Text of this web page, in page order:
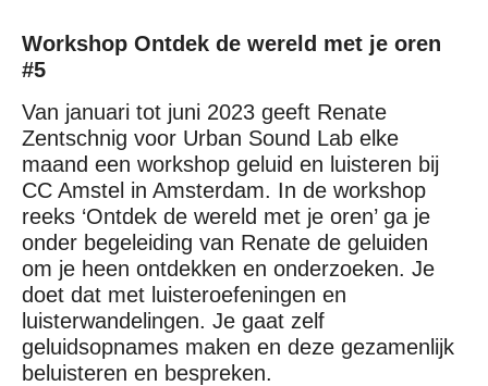
Workshop Ontdek de wereld met je oren
#5
Van januari tot juni 2023 geeft Renate
Zentschnig voor Urban Sound Lab elke
maand een workshop geluid en luisteren bij
CC Amstel in Amsterdam. In de workshop
reeks ‘Ontdek de wereld met je oren’ ga je
onder begeleiding van Renate de geluiden
om je heen ontdekken en onderzoeken. Je
doet dat met luisteroefeningen en
luisterwandelingen. Je gaat zelf
geluidsopnames maken en deze gezamenlijk
beluisteren en bespreken.